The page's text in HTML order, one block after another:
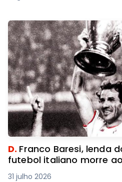
D. Franco Baresi, lenda
futebol italiano morre
31 julho 2026